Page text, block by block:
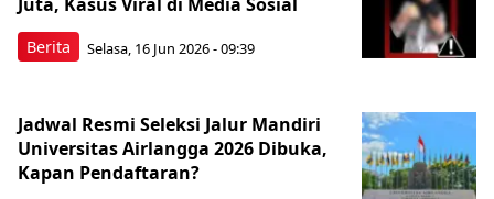
Berita Selasa, 16 Jun 2026 - 09:39
Jadwal Resmi Seleksi Jalur Mandiri
Universitas Airlangga 2026 Dibuka,
Kapan Pendaftaran?